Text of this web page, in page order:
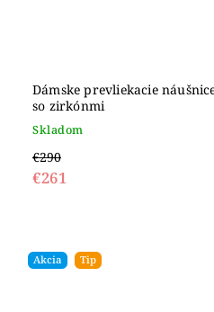
Dámske prevliekacie
so zirkónmi
Skladom
€290
€261
Akcia Tip